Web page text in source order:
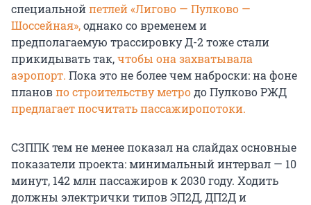
специальнойпетлей «Лигово — Пулково —
Шоссейная»,однако со временем и
предполагаемую трассировку Д-2 тоже стали
прикидывать так,чтобы она захватывала
аэропорт. Пока это не более чем наброски: на фоне
плановпо строительству метродо Пулково РЖД
предлагает посчитать пассажиропотоки.
СЗППК тем не менее показал на слайдах основные
показатели проекта: минимальный интервал — 10
минут, 142 млн пассажиров к 2030 году. Ходить
должны электрички типов ЭП2Д, ДП2Д и